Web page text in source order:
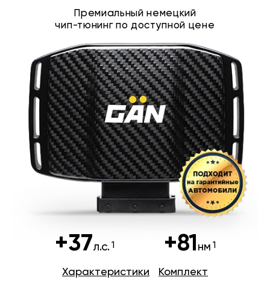
Премиальный немецкий
чип-тюнинг по доступной цене
+37л.с. +81 нм
Характеристики Комплект